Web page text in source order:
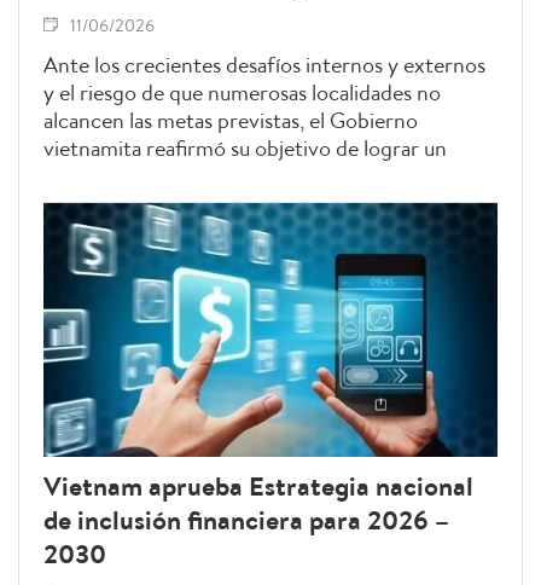
11/06/2026
Ante los crecientes desafíos internos y externos
y el riesgo de que numerosas localidades no
alcancen las metas previstas, el Gobierno
vietnamita reafirmó su objetivo de lograr un
exigió acelerar la inversión pública, los proyectos
estratégicos y las medidas de apoyo a la
producción y los negocios.
Vietnam aprueba Estrategia nacional
de inclusión financiera para 2026 –
2030